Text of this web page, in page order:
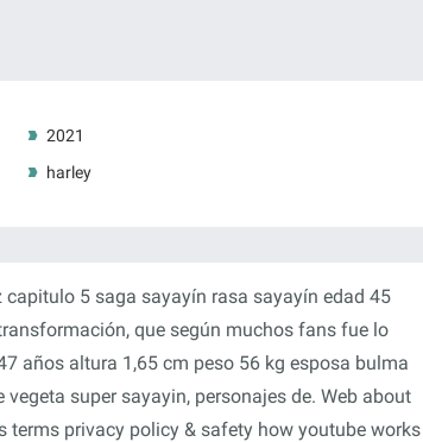
2021
harley
capitulo 5 saga sayayín rasa sayayín edad 45
que según muchos fans fue lo
años altura 1,65 cm peso 56 kg esposa bulma
super sayayin, personajes de. Web about
terms privacy policy & safety how youtube works